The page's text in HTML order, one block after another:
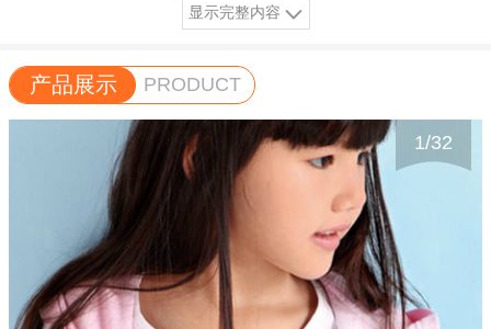
显示完整内容
产品展示 PRODUCT
1/32